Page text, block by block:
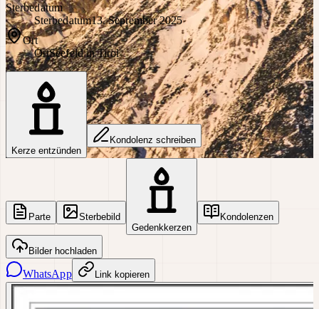
Sterbedatum
Sterbedatum13. September 2025
Ort
OrtSeefeld in Tirol
Kerze entzünden
Kondolenz schreiben
Parte
Sterbebild
Gedenkkerzen
Kondolenzen
Bilder hochladen
WhatsApp Link kopieren